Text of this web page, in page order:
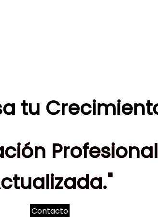
tu
Profesional
Contacto